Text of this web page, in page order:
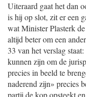
Uiteraard gaat het dan
is hij op slot, zit er een
wat Minister Plasterk
altijd beter om een
33 van het verslag
kunnen zijn om de
precies in beeld te
naderend zijn» precies
partij de kop opsteekt